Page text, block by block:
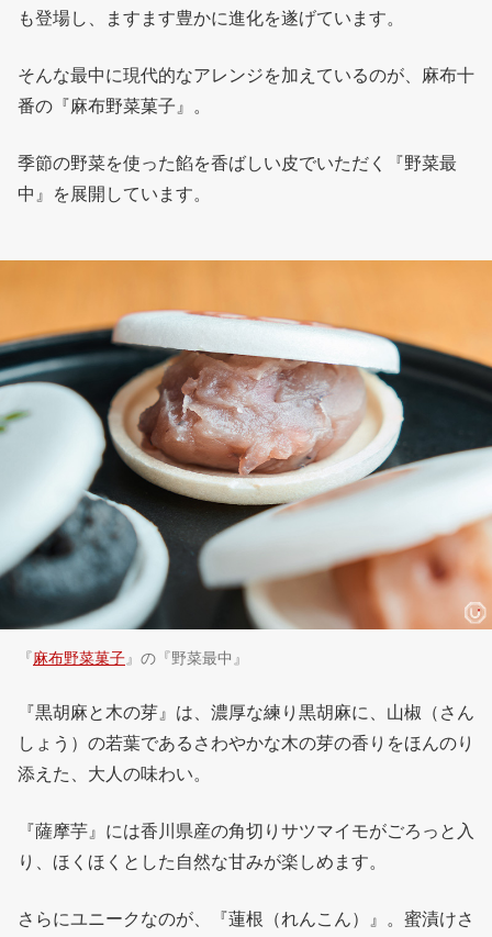
も登場し、ますます豊かに進化を遂げています。
そんな最中に現代的なアレンジを加えているのが、麻布十
番の『麻布野菜菓子』。
季節の野菜を使った餡を香ばしい皮でいただく『野菜最
中』を展開しています。
『麻布野菜菓子 』の『野菜最中』
『黒胡麻と木の芽』は、濃厚な練り黒胡麻に、山椒（さん
しょう）の若葉であるさわやかな木の芽の香りをほんのり
添えた、大人の味わい。
『薩摩芋』には香川県産の角切りサツマイモがごろっと入
り、ほくほくとした自然な甘みが楽しめます。
さらにユニークなのが、『蓮根（れんこん）』。蜜漬けさ